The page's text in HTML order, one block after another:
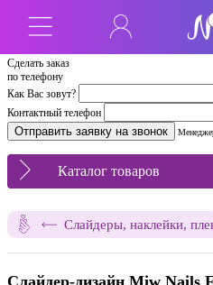
Сделать заказ
по телефону
Как Вас зовут?
Контактный телефон
Каталог товаров
Слайдеры, наклейки,
Слайдер-дизайн Miw Nails